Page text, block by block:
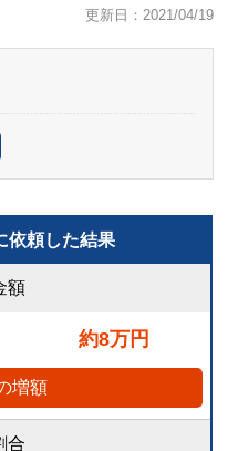
更新日：2021/04/19
依頼した結果
額
約8万円
増額
合